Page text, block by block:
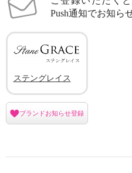
Push通知でお知ら
ステングレイス
ブランドお知らせ登録